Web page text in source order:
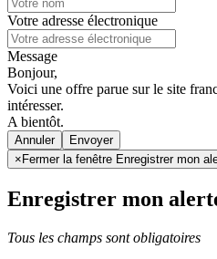
Votre adresse électronique
Message
Bonjour,
Voici une offre parue sur le site
intéresser.
A bientôt.
Annuler
× Fermer la fenêtre Enregistrer mon
Enregistrer mon
Tous les champs sont obligatoires